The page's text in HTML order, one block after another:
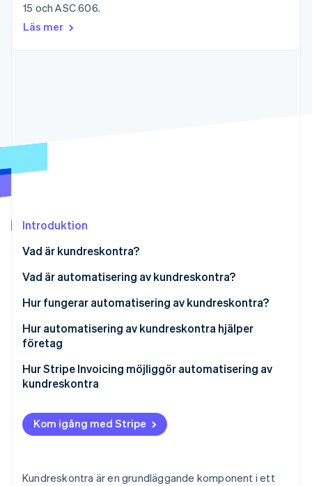
Climate
Koldioxidinfångning
Identity
15 och ASC 606.
Läs mer
Introduktion
Vad är kundreskontra?
Vad är automatisering av kundreskontra?
Hur fungerar automatisering av kundreskontra?
Hur automatisering av kundreskontra hjälper
företag
Hur Stripe Invoicing möjliggör automatisering av
kundreskontra
Kom igång med Stripe
Kundreskontra är en grundläggande komponent i ett